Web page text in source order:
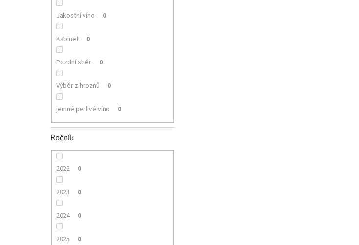
Jakostní víno 0
Kabinet 0
Pozdní sběr 0
Výběr z hroznů 0
jemné perlivé víno 0
Ročník
2022 0
2023 0
2024 0
2025 0